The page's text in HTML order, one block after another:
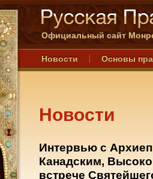
Официальный сайт
Новости Основы
Новости
Интервью с
Канадским,
встрече